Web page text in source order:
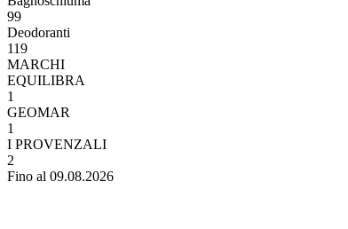
99
Deodoranti
119
MARCHI
EQUILIBRA
1
GEOMAR
1
I PROVENZALI
2
Fino al 09.08.2026